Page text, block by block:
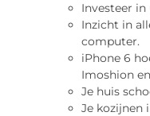
Investeer in
Inzicht in
computer.
iPhone 6
Imoshion
Je huis
Je kozijnen